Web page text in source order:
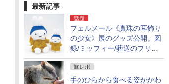
最新記事
話題
フェルメール《真珠の耳飾り
の少女》展のグッズ公開。図
録/ミッフィー/葬送のフリー
レンほか、注目ブランドコラ
ボが実現
旅レポ
手のひらから食べる姿がかわ